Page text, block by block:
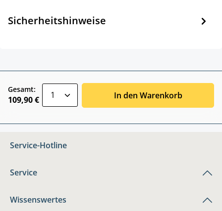
Sicherheitshinweise
Gesamt:
109,90 € In den Warenkorb
Service-Hotline
Service
Wissenswertes